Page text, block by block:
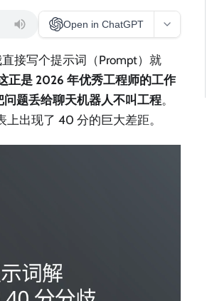
Open in ChatGPT
接写个提示词（Prompt）就
正是 2026 年优秀工程师的工作
题丢给聊天机器人不叫工程。
出现了 40 分的巨大差距。